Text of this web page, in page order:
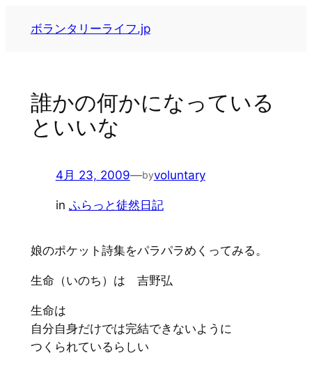
ボランタリーライフ.jp
誰かの何かになっている
といいな
4月 23, 2009—byvoluntary
in ふらっと徒然日記
娘のポケット詩集をパラパラめくってみる。
生命（いのち）は 吉野弘
生命は
自分自身だけでは完結できないように
つくられているらしい